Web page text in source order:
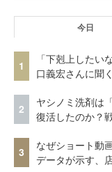
今日
1
「下剋上したい
口義宏さんに聞
2
ヤシノミ洗剤は
復活したのか？
3
なぜショート動
データが示す、